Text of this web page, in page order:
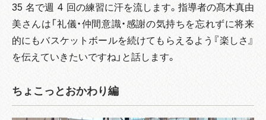
35 名で週 4 回の練習に汗を流します。指導者の髙木真由
美さんは「礼儀・仲間意識・感謝の気持ちを忘れずに将来
的にもバスケットボールを続けてもらえるよう『楽しさ』
を伝えていきたいですね」と話します。
ちょこっとおかわり編